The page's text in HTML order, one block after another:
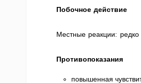
Побочное действие
Местные реакции:
Противопоказания
повышенная